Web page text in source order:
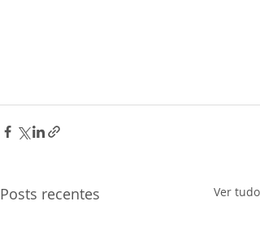
Posts recentes Ver tudo